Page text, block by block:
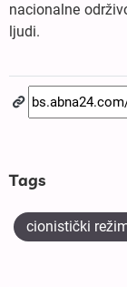
nacionalne
ljudi.
Tags
cionistički